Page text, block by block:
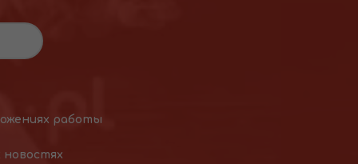
работы
новостях